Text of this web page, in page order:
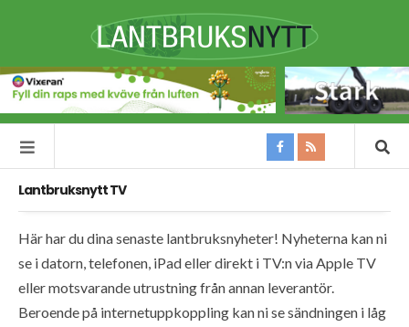
Lantbruksnytt TV
Här har du dina senaste lantbruksnyheter! Nyheterna kan ni
se i datorn, telefonen, iPad eller direkt i TV:n via Apple TV
eller motsvarande utrustning från annan leverantör.
Beroende på internetuppkoppling kan ni se sändningen i låg